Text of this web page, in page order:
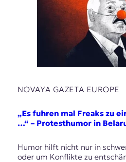
NOVAYA GAZETA EUROPE
„Es fuhren mal Freaks zu
…“ – Protesthumor in
Humor hilft nicht nur in
oder um Konflikte zu